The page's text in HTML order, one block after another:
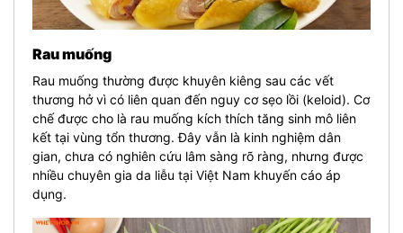
Rau muống
Rau muống thường được khuyên kiêng sau các vết
thương hở vì có liên quan đến nguy cơ sẹo lồi (keloid). Cơ
chế được cho là rau muống kích thích tăng sinh mô liên
kết tại vùng tổn thương. Đây vẫn là kinh nghiệm dân
gian, chưa có nghiên cứu lâm sàng rõ ràng, nhưng được
nhiều chuyên gia da liễu tại Việt Nam khuyến cáo áp
dụng.